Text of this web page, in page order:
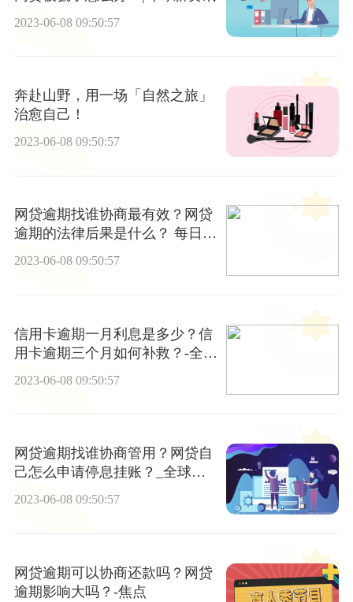
2023-06-08 09:50:57
奔赴山野，用一场「自然之旅」
治愈自己！
2023-06-08 09:50:57
网贷逾期找谁协商最有效？网贷
逾期的法律后果是什么？ 每日动
态
2023-06-08 09:50:57
信用卡逾期一月利息是多少？信
用卡逾期三个月如何补救？-全球
2023-06-08 09:50:57
网贷逾期找谁协商管用？网贷自
己怎么申请停息挂账？_全球观
察
2023-06-08 09:50:57
网贷逾期可以协商还款吗？网贷
逾期影响大吗？-焦点